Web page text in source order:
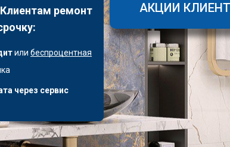
ремонт
илибеспроцентная
через сервис
АКЦИИ